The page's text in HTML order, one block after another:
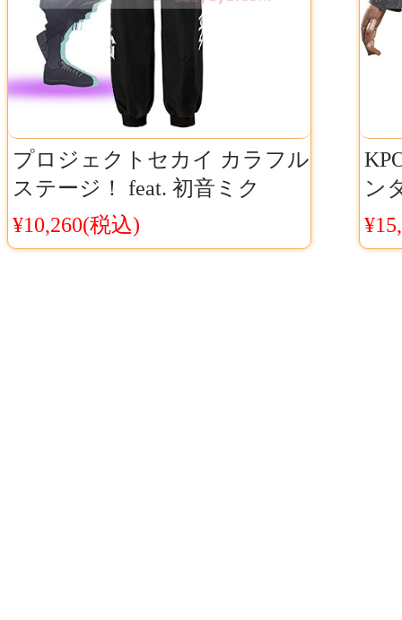
プロジェクトセカイ カラフル
ステージ！ feat. 初音ミク
Vivid BAD SQUAD 青柳冬弥 プ
ロセカコラボ衣装 コスプレ服
¥10,260(税込)
ン
ゾ